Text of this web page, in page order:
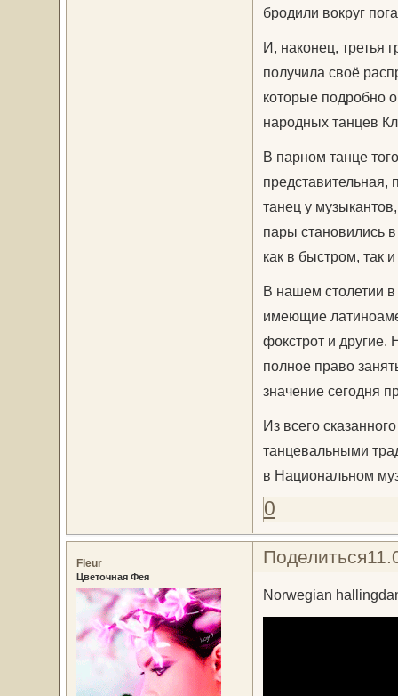
бродили вокруг
И, наконец, третья
получила своё
которые подробно
народных танцев
В парном танце
танец у
пары становились
как в быстром, так
В нашем столетии
имеющие
фокстрот и другие.
полное право
значение сегодня
Из всего
танцевальными
в Национальном
0
Поделиться
Fleur
Цветочная Фея
Norwegian